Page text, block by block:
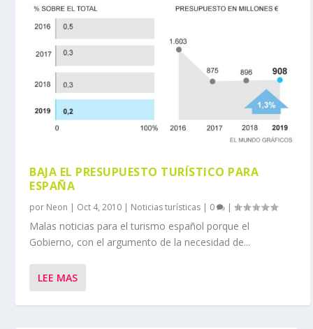
BAJA EL PRESUPUESTO TURÍSTICO PARA
ESPAÑA
por Neon | Oct 4, 2010 | Noticias turísticas | 0 |
Malas noticias para el turismo español porque el
Gobierno, con el argumento de la necesidad de...
LEE MAS